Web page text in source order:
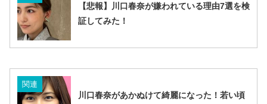
【悲報】川口春奈が嫌われている理由7選を検
証してみた！
関連
川口春奈があかぬけて綺麗になった！若い頃